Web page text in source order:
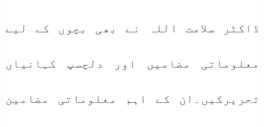
ڈاکٹر سلامت اللہ نے بھی بچوں کے لیے
معلوماتی مضامیں اور دلچسپ کہانیاں
تحریرکیں۔ان کے اہم معلوماتی مضامین